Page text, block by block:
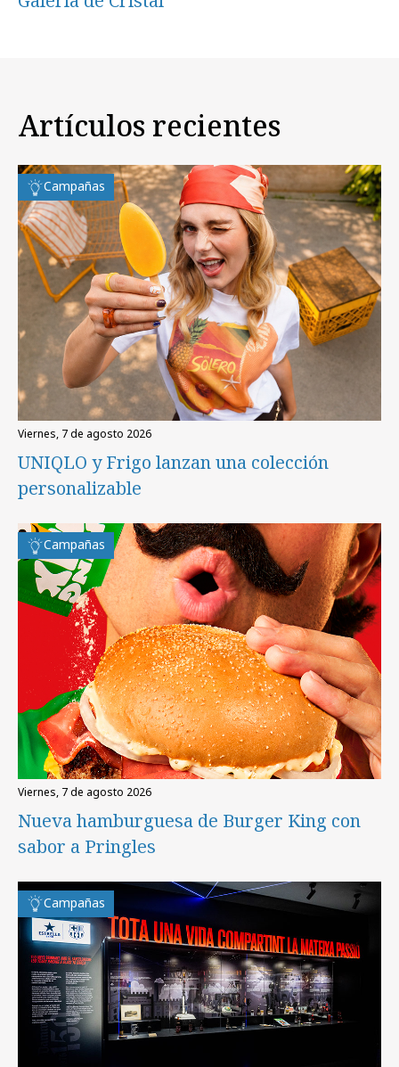
Artículos recientes
Campañas
viernes, 7 de agosto 2026
UNIQLO y Frigo lanzan una colección
personalizable
Campañas
viernes, 7 de agosto 2026
Nueva hamburguesa de Burger King con
sabor a Pringles
Campañas